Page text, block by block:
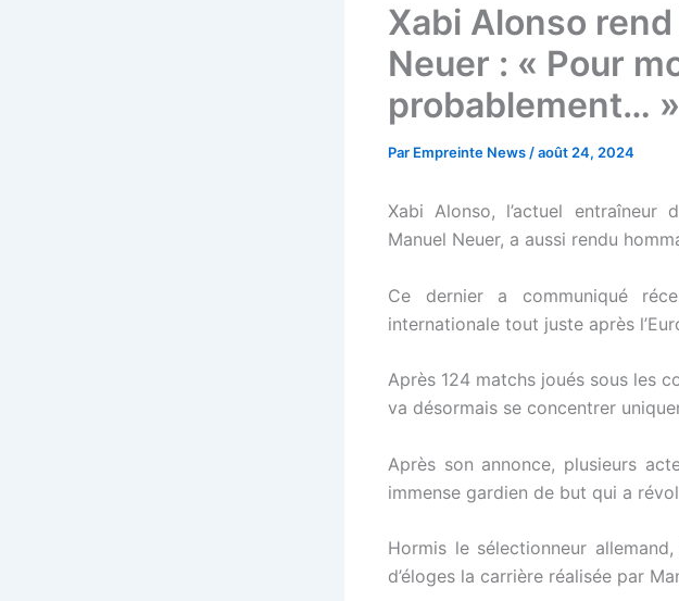
Xabi Alonso
Neuer : « Pour
probablement… »
Par Empreinte News /août 24, 2024
Xabi Alonso, l’actuel entraîneur
Manuel Neuer, a aussi rendu
Ce dernier a communiqué
internationale tout juste après
Après 124 matchs joués sous les
va désormais se concentrer
Après son annonce, plusieurs
immense gardien de but qui a
Hormis le sélectionneur
d’éloges la carrière réalisée par